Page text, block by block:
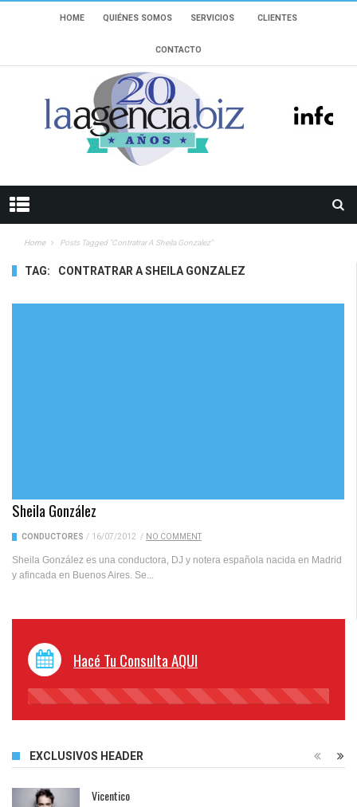
HOME QUIÉNES SOMOS SERVICIOS CLIENTES
CONTACTO
Home Posts Tagged "Contratrar A Sheila Gonzalez"
TAG: CONTRATRAR A SHEILA GONZALEZ
Sheila González
CONDUCTORES / 16/07/2012 / NO COMMENT
Sheila González es una conductora, DJ y notera española nacida en Madrid
y afincada en Buenos Aires. Se...
Hacé Tu Consulta AQUI
45%
EXCLUSIVOS HEADER
Vicentico